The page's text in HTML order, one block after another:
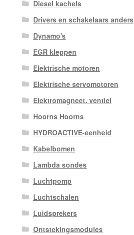
Diesel kachels
Drivers en schakelaars anders
Dynamo's
EGR kleppen
Elektrische motoren
Elektrische servomotoren
Elektromagneet. ventiel
Hoorns Hoorns
HYDROACTIVE-eenheid
Kabelbomen
Lambda sondes
Luchtpomp
Luchtschalen
Luidsprekers
Ontstekingsmodules